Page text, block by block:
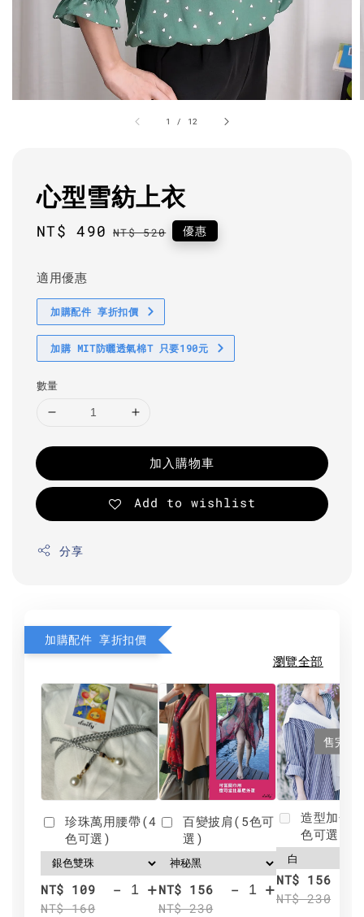
1 / 12
心型雪紡上衣
Sale
NT$ 490 Regular
NT$ 520 優惠
適用優惠
加購配件 享折扣價
加購 MIT防曬透氣棉T 只要190元
數量
加入購物車
Add to wishlist
分享
加購配件 享折扣價
瀏覽全部
珍珠萬用腰帶(4
色可選)
NT$ 109
NT$ 160
- +
百變披肩(5色可
選)
NT$ 156
NT$ 230
- +
售完
造型加分
色可選)
NT$ 156
NT$ 230